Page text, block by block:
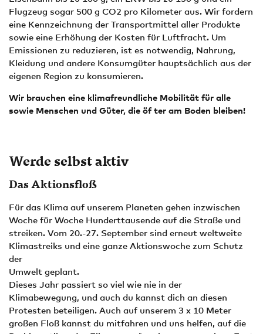
Flugzeug sogar 500 g CO2 pro Kilometer aus. Wir fordern
eine Kennzeichnung der Transportmittel aller Produkte
sowie eine Erhöhung der Kosten für Luftfracht. Um
Emissionen zu reduzieren, ist es notwendig, Nahrung,
Kleidung und andere Konsumgüter hauptsächlich aus der
eigenen Region zu konsumieren.
Wir brauchen eine klimafreundliche Mobilität für alle
sowie Menschen und Güter, die öf ter am Boden bleiben!
Werde selbst aktiv
Das Aktionsfloß
Für das Klima auf unserem Planeten gehen inzwischen
Woche für Woche Hunderttausende auf die Straße und
streiken. Vom 20.-27. September sind erneut weltweite
Klimastreiks und eine ganze Aktionswoche zum Schutz
der
Umwelt geplant.
Dieses Jahr passiert so viel wie nie in der
Klimabewegung, und auch du kannst dich an diesen
Protesten beteiligen. Auch auf unserem 3 x 10 Meter
großen Floß kannst du mitfahren und uns helfen, auf die